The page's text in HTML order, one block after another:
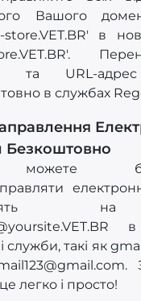
Вашого
store.VET.BR' в
та URL-
в службах
в
служби, такі як
.
легко і просто!